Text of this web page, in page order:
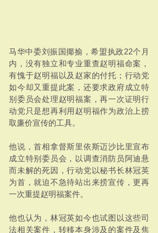
马华中委刘振国揶揄，希盟执政22个月
内，没有独立和专业重查赵明福命案，
有愧于赵明福以及赵家的付托；行动党
如今却又重提此案，还要求政府成立特
别委员会处理赵明福案，再一次证明行
动党只是想再利用赵明福作为政治上捞
取廉价宣传的工具。
他说，首相拿督斯里依斯迈沙比里宣布
成立特别委员会，以调查消防员阿迪悬
而未解的死因，行动党以秘书长林冠英
为首，就迫不急待站出来捞宣传，更再
一次重提赵明福案件。
他也认为，林冠英如今也试图以这些司
法相关案件，转移本身涉及的案件及焦